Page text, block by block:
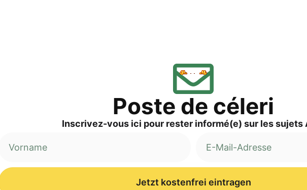
Pos­te de céleri
Inscri­vez-vous ici pour res­ter informé(e) sur les sujets
Jetzt kostenfrei eintragen